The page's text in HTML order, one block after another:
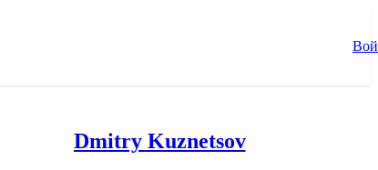
Dmitry Kuznetsov